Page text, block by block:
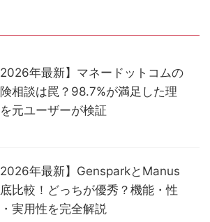
2026年最新】マネードットコムの
相談は罠？98.7%が満足した理
元ユーザーが検証
2026年最新】GensparkとManus
比較！どっちが優秀？機能・性
実用性を完全解説